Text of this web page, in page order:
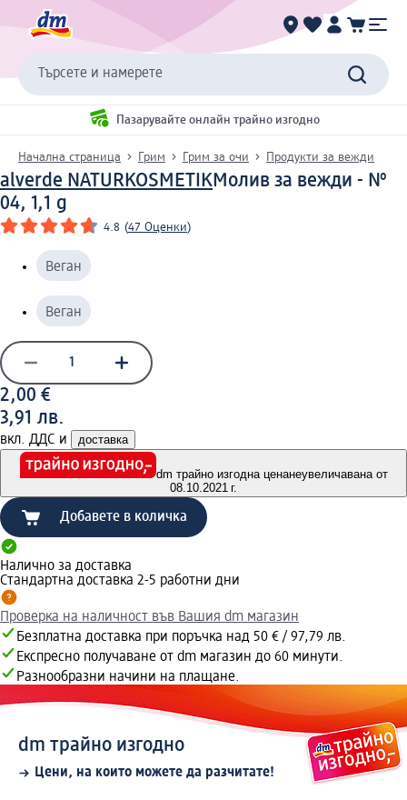
Търсете и намерете
Пазарувайте онлайн трайно изгодно
Начална страница Грим Грим за очи Продукти за вежди
alverde NATURKOSMETIKМолив за вежди - №
04, 1,1 g
4.8 (47 Оценки)
Веган
Веган
2,00 €
3,91 лв.
вкл. ДДС и доставка
dm трайно изгодна ценанеувеличавана от
08.10.2021 г.
Добавете в количка
Налично за доставка
Стандартна доставка 2-5 работни дни
Проверка на наличност във Вашия dm магазин
Безплатна доставка при поръчка над 50 € / 97,79 лв.
Експресно получаване от dm магазин до 60 минути.
Разнообразни начини на плащане.
dm трайно изгодно
Цени, на които можете да разчитате!